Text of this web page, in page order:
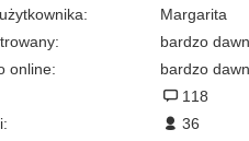
Margarita
bardzo
online:
bardzo
118
36